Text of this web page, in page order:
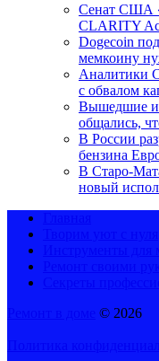
Сенат США
CLARITY
Dogecoin
мемкоину
Аналитики
с обвалом
Вышедшие
общались,
В России
бензина
В Старо-
новый
© 2026